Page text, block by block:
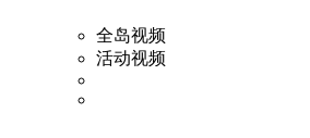
全岛视频
活动视频